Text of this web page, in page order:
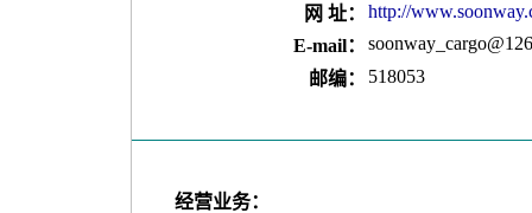
网 址：
http://
E-mail：
邮编：
518053
经营业务：